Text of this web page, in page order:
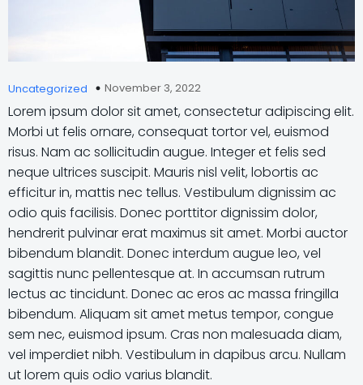
Uncategorized November 3, 2022
Lorem ipsum dolor sit amet, consectetur adipiscing elit.
Morbi ut felis ornare, consequat tortor vel, euismod
risus. Nam ac sollicitudin augue. Integer et felis sed
neque ultrices suscipit. Mauris nisl velit, lobortis ac
efficitur in, mattis nec tellus. Vestibulum dignissim ac
odio quis facilisis. Donec porttitor dignissim dolor,
hendrerit pulvinar erat maximus sit amet. Morbi auctor
bibendum blandit. Donec interdum augue leo, vel
sagittis nunc pellentesque at. In accumsan rutrum
lectus ac tincidunt. Donec ac eros ac massa fringilla
bibendum. Aliquam sit amet metus tempor, congue
sem nec, euismod ipsum. Cras non malesuada diam,
vel imperdiet nibh. Vestibulum in dapibus arcu. Nullam
ut lorem quis odio varius blandit.